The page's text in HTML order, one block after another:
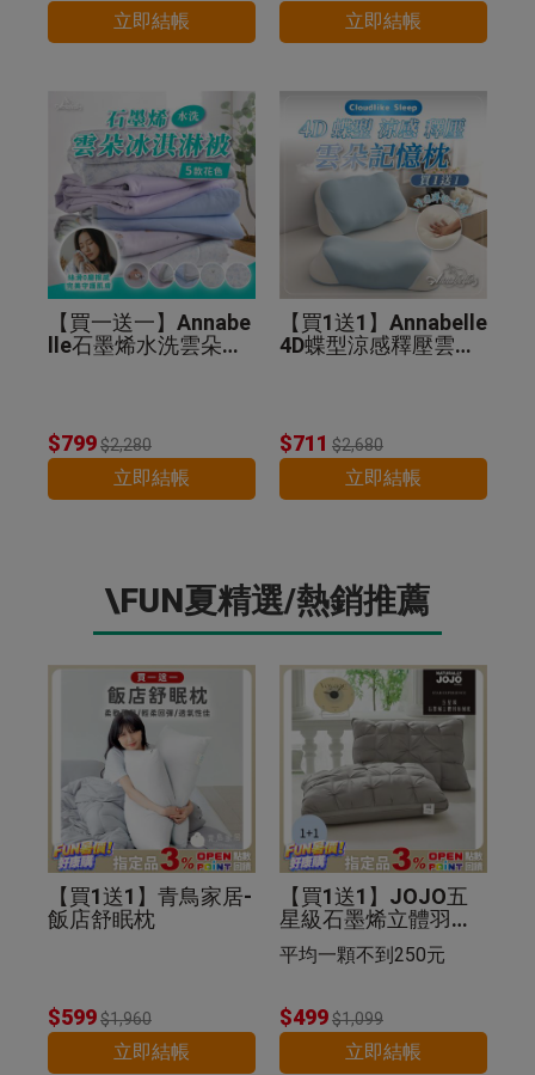
立即結帳 立即結帳
【買一送一】Annabe
lle石墨烯水洗雲朵冰
$799$2,280
立即結帳
【買1送1】Annabelle
4D蝶型涼感釋壓雲朵
$711 $2,680
立即結帳
\FUN夏精選/熱銷推薦
【買1送1】青鳥家居-
飯店舒眠枕
$599$1,960
立即結帳
【買1送1】JOJO五
星級石墨烯立體羽絲
絨枕(紐花枕)
平均一顆不到250元
$499$1,099
立即結帳